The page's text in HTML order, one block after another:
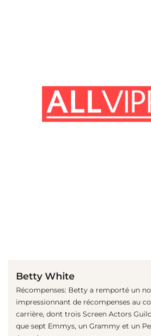
Betty White
Récompenses: Betty a remporté un
impressionnant de récompenses au
carrière, dont trois Screen Actors
que sept Emmys, un Grammy et un